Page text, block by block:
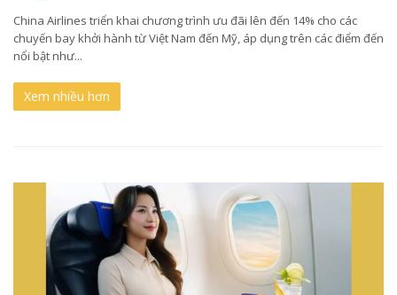
China Airlines triển khai chương trình ưu đãi lên đến 14% cho các
chuyến bay khởi hành từ Việt Nam đến Mỹ, áp dụng trên các điểm đến
nổi bật như...
Xem nhiều hơn